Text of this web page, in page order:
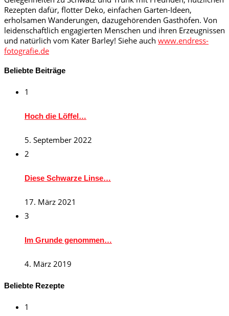
Rezepten dafür, flotter Deko, einfachen Garten-Ideen,
erholsamen Wanderungen, dazugehörenden Gasthöfen. Von
leidenschaftlich engagierten Menschen und ihren Erzeugnissen
und natürlich vom Kater Barley! Siehe auch www.endress-
fotografie.de
Beliebte Beiträge
1
Hoch die Löffel…
5. September 2022
2
Diese Schwarze Linse…
17. März 2021
3
Im Grunde genommen…
4. März 2019
Beliebte Rezepte
1